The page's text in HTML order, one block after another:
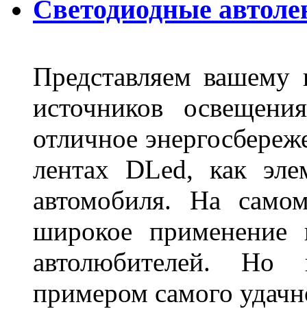
Светодиодные
Представляем
источников
отличное
лентах DLed, как
автомобиля. На
широкое
автолюбителей. Но
примером самого